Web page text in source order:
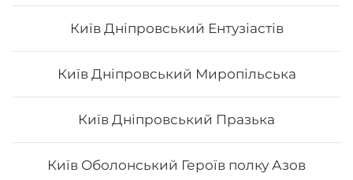
Київ Дніпровський Ентузіастів
Київ Дніпровський Миропільська
Київ Дніпровський Празька
Київ Оболонський Героїв полку Азов
40₴ Хочу